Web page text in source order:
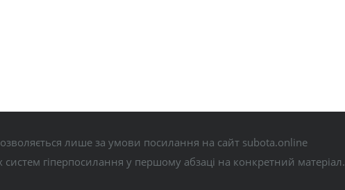
лише за умови посилання на сайт subota.online
гіперпосилання у першому абзаці на конкретний матеріал.